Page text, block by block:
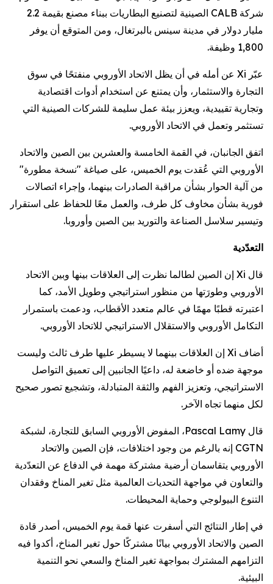
شركة CALB الصينية لتصنيع البطاريات ببناء مصنع بقيمة 2.2
مليار دولار في مدينة سينس بالبرتغال، ومن المتوقع أن يوفر
1,800 وظيفة.
عبّر Xi عن أمله في أن يظل الاتحاد الأوروبي منفتحًا في سوق
التجارة والاستثمار، وأن يمتنع عن استخدام أدوات اقتصادية
وتجارية تقييدية، ويعزز بيئة عمل سليمة للشركات الصينية التي
تستثمر وتعمل في الاتحاد الأوروبي.
اتفق الجانبان، في القمة الخامسة والعشرين بين الصين والاتحاد
الأوروبي التي عُقدت يوم الخميس، على صياغة "نسخة مطورة"
من آلية الحوار بشأن مراقبة الصادرات بينهما، وإجراء اتصالات
فورية بشأن مخاوف كل طرف، والعمل معًا للحفاظ على استقرار
وتيسير سلاسل الصناعة والتوريد بين الصين وأوروبا.
التعدّدية
قال Xi إن الصين لطالما نظرت إلى العلاقات بينها وبين الاتحاد
الأوروبي وطورَتها من منظور استراتيجي وطويل الأمد، كما
اعتبرته قطبًا مهمًا في عالم متعدد الأقطاب، ودعمت باستمرار
التكامل الأوروبي والاستقلال الاستراتيجي للاتحاد الأوروبي.
أضاف Xi إن العلاقات بينهما لا يسيطر عليها طرف ثالث وليست
موجهة ضده أو خاضعة له، داعيًا الجانبين إلى تعميق التواصل
الاستراتيجي، وتعزيز الفهم والثقة المتبادلة، وتشجيع تصور صحيح
لكل منهما تجاه الآخر.
قال Pascal Lamy، المفوض الأوروبي السابق للتجارة، لشبكة
CGTN إنه بالرغم من وجود اختلافات، فإن الصين والاتحاد
الأوروبي يتقاسمان أرضية مشتركة مهمة في الدفاع عن التعدّدية
والتعاون في مواجهة التحديات العالمية مثل تغير المناخ وفقدان
التنوع البيولوجي وحماية المحيطات.
في إطار النتائج التي أسفرت عنها قمة يوم الخميس، أصدر قادة
الصين والاتحاد الأوروبي بيانًا مشتركًا حول تغير المناخ، أكدوا فيه
التزامهم المشترك بمواجهة تغير المناخ والسعي نحو التنمية
البيئية.